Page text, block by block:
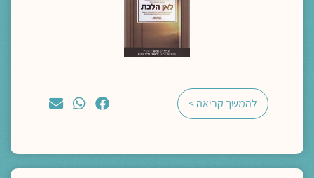
להמשך קריאה >